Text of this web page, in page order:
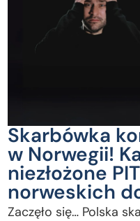
Skarbówka
w Norwegii!
niezłożone
norweskich
Zaczęło się… Polska